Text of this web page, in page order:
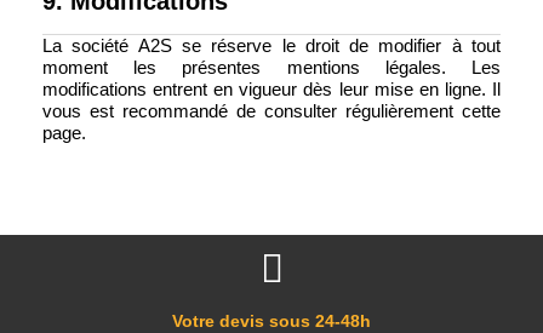
La société A2S se réserve le droit de modifier à tout
moment les présentes mentions légales. Les
modifications entrent en vigueur dès leur mise en ligne. Il
vous est recommandé de consulter régulièrement cette
page.
Votre devis sous 24-48h